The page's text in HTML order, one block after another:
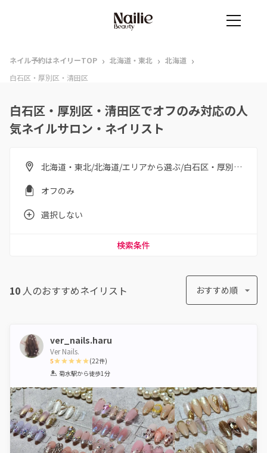
ネイル予約はネイリーTOP › 北海道・東北 › 北海道 ›
白石区・厚別区・清田区
白石区・厚別区・清田区でオフのみ対応の人
気ネイルサロン・ネイリスト
北海道・東北/北海道/エリアから選ぶ/白石区・厚別区・清田区
オフのみ
選択しない
検索条件
10 人のおすすめネイリスト おすすめ順
ver_nails.haru
Ver Nails.
5
1 2 3 4 5
(22件)
菊水駅から徒歩1分